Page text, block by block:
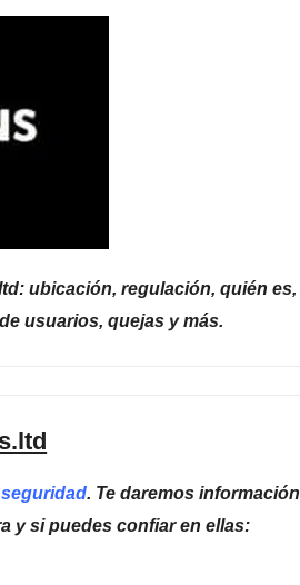
ubicación, regulación, quién es,
usuarios, quejas y más.
seguridad. Te daremos información
y si puedes confiar en ellas: